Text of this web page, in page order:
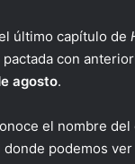
último capítulo de
con
agosto.
el nombre
donde podemos ver